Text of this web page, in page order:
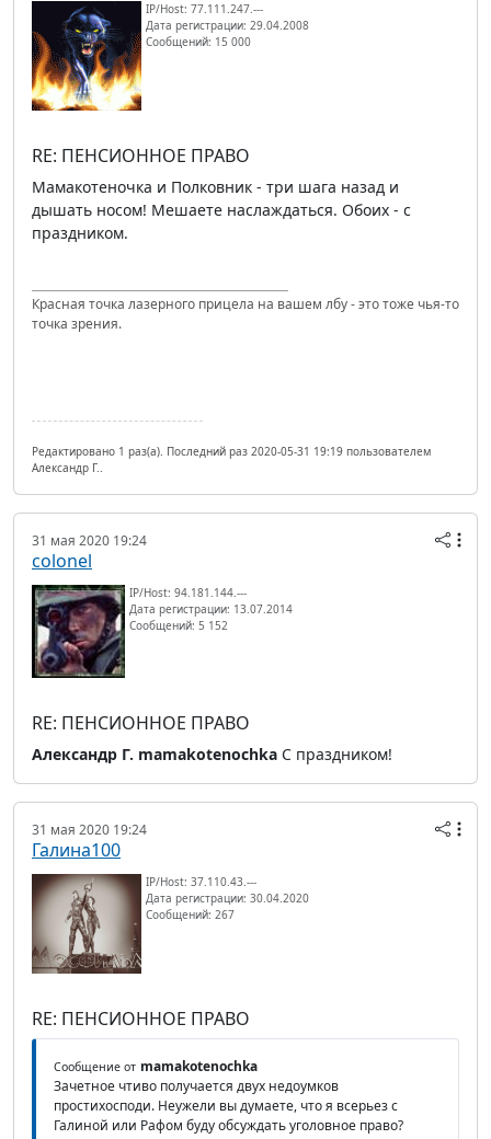
IP/Host: 77.111.247.---
Дата регистрации: 29.04.2008
Сообщений: 15 000
RE: ПЕНСИОННОЕ ПРАВО
Мамакотеночка и Полковник - три шага назад и
дышать носом! Мешаете наслаждаться. Обоих - с
праздником.
Красная точка лазерного прицела на вашем лбу - это тоже чья-то
точка зрения.
Редактировано 1 раз(а). Последний раз 2020-05-31 19:19 пользователем
Александр Г..
31 мая 2020 19:24
colonel
IP/Host: 94.181.144.---
Дата регистрации: 13.07.2014
Сообщений: 5 152
RE: ПЕНСИОННОЕ ПРАВО
Александр Г. mamakotenochka С праздником!
31 мая 2020 19:24
Галина100
IP/Host: 37.110.43.---
Дата регистрации: 30.04.2020
Сообщений: 267
RE: ПЕНСИОННОЕ ПРАВО
Сообщение от mamakotenochka
Зачетное чтиво получается двух недоумков
простихосподи. Неужели вы думаете, что я всерьез с
Галиной или Рафом буду обсуждать уголовное право?